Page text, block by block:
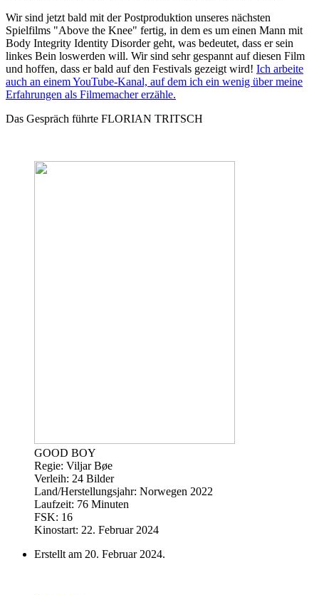
Wir sind jetzt bald mit der Postproduktion unseres nächsten
Spielfilms "Above the Knee" fertig, in dem es um einen Mann mit
Body Integrity Identity Disorder geht, was bedeutet, dass er sein
linkes Bein loswerden will. Wir sind sehr gespannt auf diesen Film
und hoffen, dass er bald auf den Festivals gezeigt wird! Ich arbeite
auch an einem YouTube-Kanal, auf dem ich ein wenig über meine
Erfahrungen als Filmemacher erzähle.
Das Gespräch führte FLORIAN TRITSCH
GOOD BOY
Regie: Viljar Bøe
Verleih: 24 Bilder
Land/Herstellungsjahr: Norwegen 2022
Laufzeit: 76 Minuten
FSK: 16
Kinostart: 22. Februar 2024
Erstellt am 20. Februar 2024.